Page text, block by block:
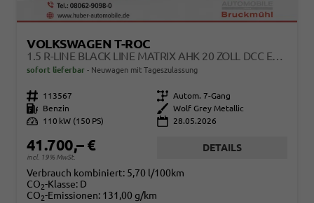
VOLKSWAGEN T-ROC
1.5 R-LINE BLACK LINE MATRIX AHK 20 ZOLL DCC EL HECKKLAPPE 4J GARANTIE
sofort lieferbar Neuwagen mit Tageszulassung
Fahrzeugnr. 113567 Getriebe Autom. 7-Gang
Kraftstoff
Benzin Außenfarbe
Wolf Grey Metallic
Leistung
110 kW (150 PS) 28.05.2026
41.700,– €
incl. 19% MwSt.
DETAILS
Verbrauch kombiniert: 5,70 l/100km
CO2-Klasse: D
CO2-Emissionen: 131,00 g/km